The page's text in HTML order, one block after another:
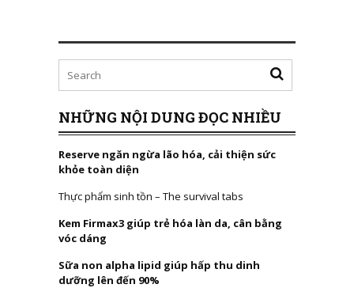
NHỮNG NỘI DUNG ĐỌC NHIỀU
Reserve ngăn ngừa lão hóa, cải thiện sức
khỏe toàn diện
Thực phẩm sinh tồn – The survival tabs
Kem Firmax3 giúp trẻ hóa làn da, cân bằng
vóc dáng
Sữa non alpha lipid giúp hấp thu dinh
dưỡng lên đến 90%